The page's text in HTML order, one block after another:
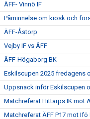
ÄFF- Vinnö IF
Påminnelse om kiosk och
ÄFF-Åstorp
Vejby IF vs ÄFF
ÄFF-Högaborg BK
Eskilscupen 2025 fredagens
Uppsnack inför Eskilscupen
Matchreferat Hittarps IK mot
Matchreferat ÄFF P17 mot Ifö